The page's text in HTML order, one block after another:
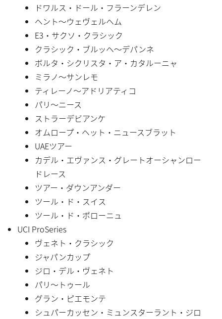
ドワルス・ドール・フラーンデレン
ヘント〜ウェヴェルヘム
E3・サクソ・クラシック
クラシック・ブルッヘ〜デパンネ
ボルタ・シクリスタ・ア・カタルーニャ
ミラノ〜サンレモ
ティレーノ〜アドリアティコ
パリ〜ニース
ストラーデビアンケ
オムロープ・ヘット・ニュースブラット
UAEツアー
カデル・エヴァンス・グレートオーシャンロー
ドレース
ツアー・ダウンアンダー
ツール・ド・スイス
ツール・ド・ポローニュ
UCI ProSeries
ヴェネト・クラシック
ジャパンカップ
ジロ・デル・ヴェネト
パリ〜トゥール
グラン・ピエモンテ
シュパーカッセン・ミュンスターラント・ジロ